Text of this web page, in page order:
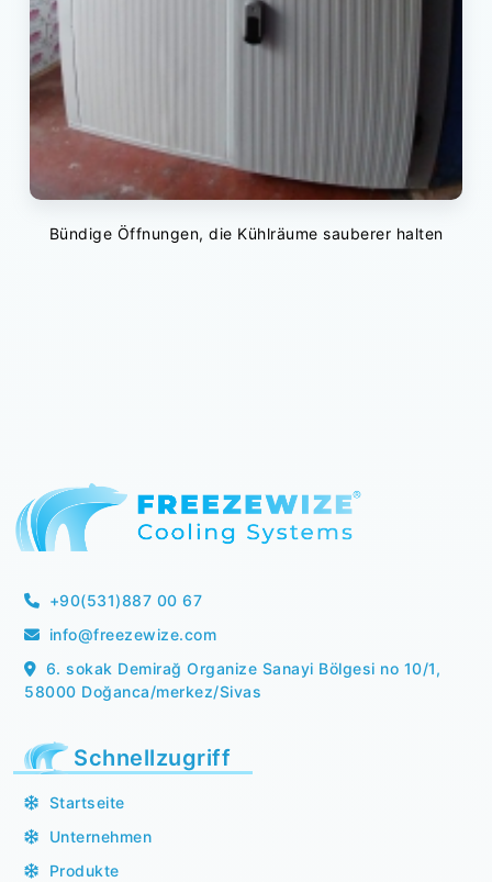
Bündige Öffnungen, die Kühlräume sauberer halten
+90(531)887 00 67
info@freezewize.com
6. sokak Demirağ Organize Sanayi Bölgesi no 10/1,
58000 Doğanca/merkez/Sivas
Schnellzugriff
Startseite
Unternehmen
Produkte